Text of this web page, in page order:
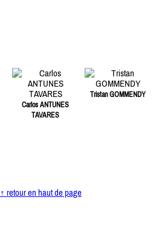
Carlos ANTUNES
TAVARES
Tristan GOMMENDY
↑ retour en haut de page